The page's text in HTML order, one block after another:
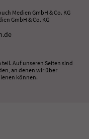
Medien GmbH & Co. KG
GmbH & Co. KG
Auf unseren Seiten sind
an denen wir über
können.